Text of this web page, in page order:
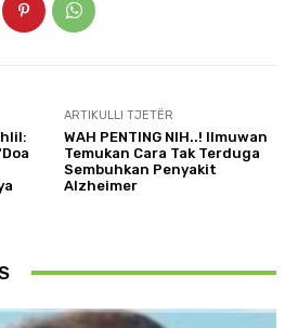
ARTIKULLI TJETËR
WAH PENTING NIH..! Ilmuwan
Temukan Cara Tak Terduga
Sembuhkan Penyakit
Alzheimer